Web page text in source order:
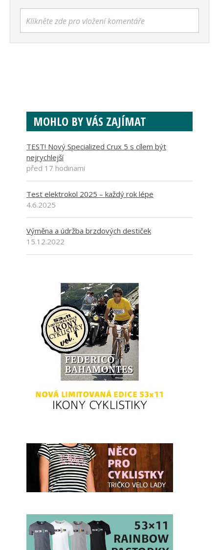
Klikněte zde pro vložení komentáře
MOHLO BY VÁS ZAJÍMAT
TEST! Nový Specialized Crux 5 s cílem být
nejrychlejší
před 17 hodinami
Test elektrokol 2025 – každý rok lépe
4.6.2025
Výměna a údržba brzdových destiček
15.12.2022